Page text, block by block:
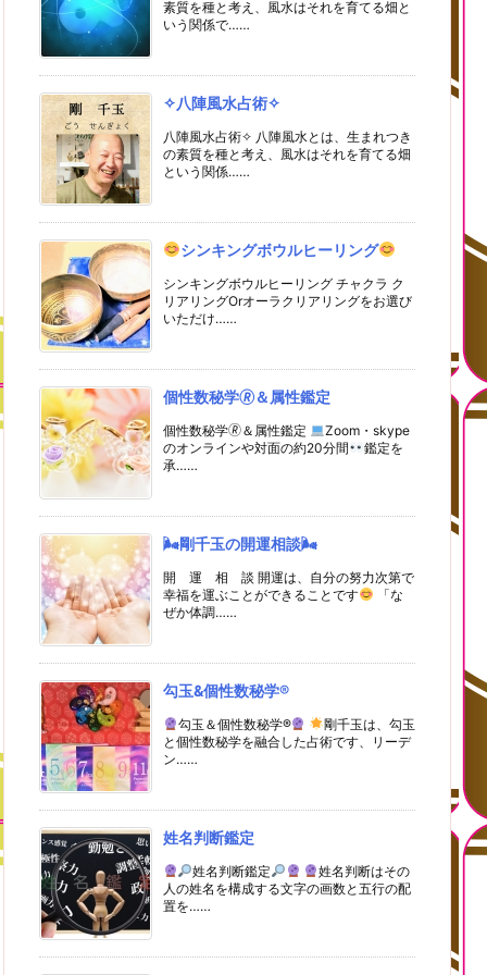
素質を種と考え、風水はそれを育てる畑と
いう関係で……
✧八陣風水占術✧
八陣風水占術✧ 八陣風水とは、生まれつき
の素質を種と考え、風水はそれを育てる畑
という関係……
シンキングボウルヒーリング
シンキングボウルヒーリング チャクラ ク
リアリングOrオーラクリアリングをお選び
いただけ……
個性数秘学🄬＆属性鑑定
個性数秘学🄬＆属性鑑定
Zoom・skype
のオンラインや対面の約20分間
鑑定を
承……
🌬剛千玉の開運相談🌬
開 運 相 談 開運は、自分の努力次第で
幸福を運ぶことができることです
「な
ぜか体調……
勾玉&個性数秘学®
勾玉＆個性数秘学®
剛千玉は、勾玉
と個性数秘学を融合した占術です、リーデ
ン……
姓名判断鑑定
姓名判断鑑定
姓名判断はその
人の姓名を構成する文字の画数と五行の配
置を……